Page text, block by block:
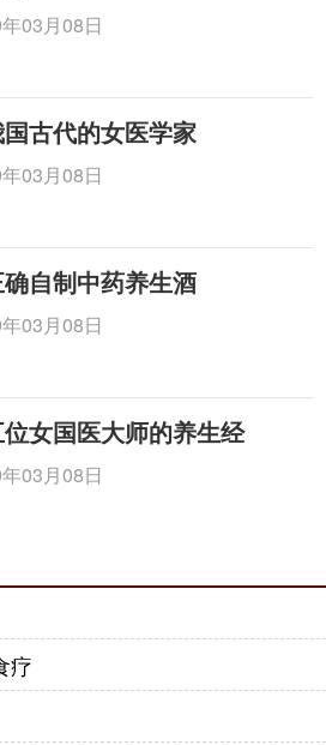
03月08日
古代的女医学家
03月08日
自制中药养生酒
03月08日
女国医大师的养生经
03月08日
疗